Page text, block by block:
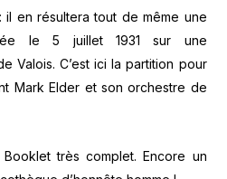
il en résultera tout de même une
le 5 juillet 1931 sur une
Valois. C’est ici la partition pour
Mark Elder et son orchestre de
très complet. Encore un